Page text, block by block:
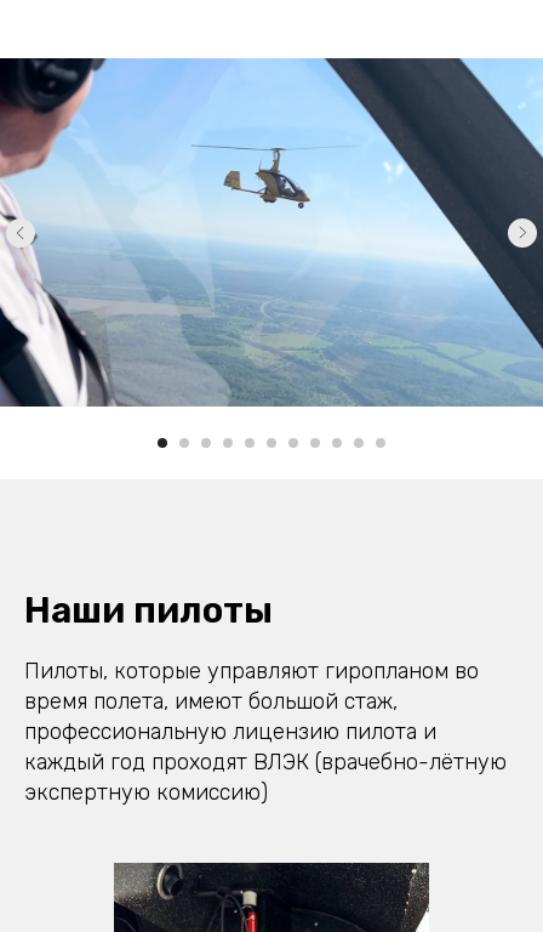
Наши пилоты
Пилоты, которые управляют гиропланом во
время полета, имеют большой стаж,
профессиональную лицензию пилота и
каждый год проходят ВЛЭК (врачебно-лётную
экспертную комиссию)